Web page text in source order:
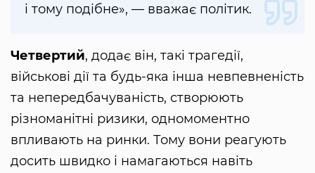
і тому подібне», — вважає політик.
Четвертий, додає він, такі трагедії,
військові дії та будь-яка інша невпевненість
та непередбачуваність, створюють
різноманітні ризики, одномоментно
впливають на ринки. Тому вони реагують
досить швидко і намагаються навіть